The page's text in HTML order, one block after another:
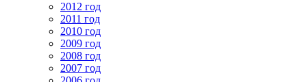
2012 год
2011 год
2010 год
2009 год
2008 год
2007 год